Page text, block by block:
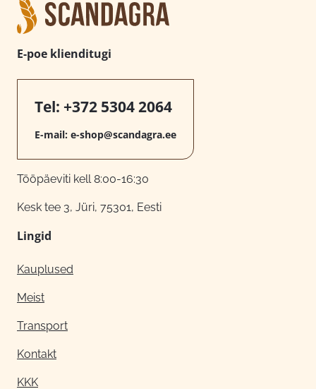
E-poe klienditugi
Tel: +372 5304 2064
E-mail: e-shop@scandagra.ee
Tööpäeviti kell 8:00-16:30
Kesk tee 3, Jüri, 75301, Eesti
Lingid
Kauplused
Meist
Transport
Kontakt
KKK